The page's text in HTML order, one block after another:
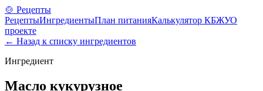
🍲 Рецепты
РецептыИнгредиентыПлан питанияКалькулятор КБЖУО
проекте
← Назад к списку ингредиентов
Ингредиент
Масло кукурузное